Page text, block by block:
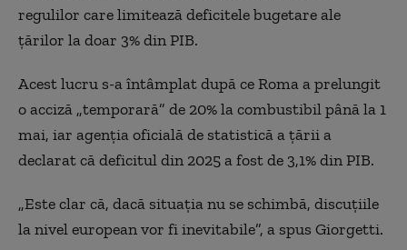
regulilor care limitează deficitele bugetare ale
țărilor la doar 3% din PIB.
Acest lucru s-a întâmplat după ce Roma a prelungit
o acciză „temporară” de 20% la combustibil până la 1
mai, iar agenția oficială de statistică a țării a
declarat că deficitul din 2025 a fost de 3,1% din PIB.
„Este clar că, dacă situația nu se schimbă, discuțiile
la nivel european vor fi inevitabile”, a spus Giorgetti.